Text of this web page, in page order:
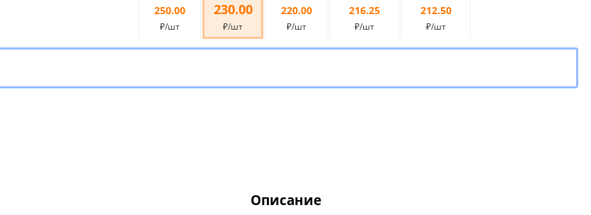
250.00
₽/шт
230.00
₽/шт
220.00
₽/шт
216.25
₽/шт
212.50
₽/шт
Описание